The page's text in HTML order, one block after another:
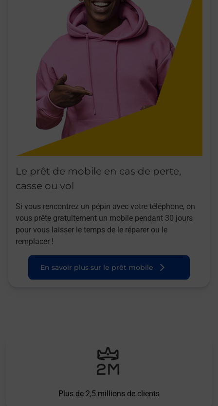
Le prêt de mobile en cas de perte,
casse ou vol
Si vous rencontrez un pépin avec votre téléphone, on
vous prête gratuitement un mobile pendant 30 jours
pour vous laisser le temps de le réparer ou le
remplacer !
En savoir plus sur le prêt mobile
Plus de 2,5 millions de clients